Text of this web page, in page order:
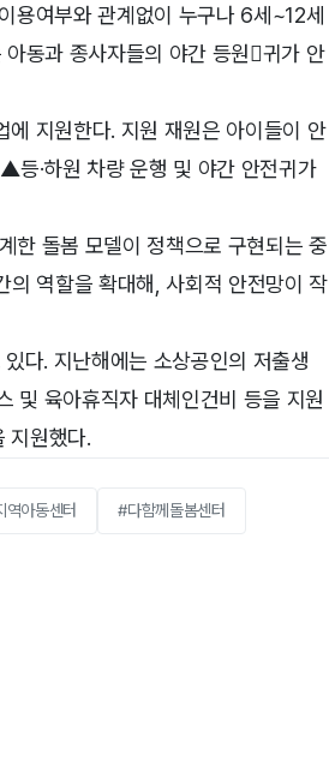
용여부와 관계없이 누구나 6세~12세
동과 종사자들의 야간 등원귀가 안
지원한다. 지원 재원은 아이들이 안
·하원 차량 운행 및 야간 안전귀가
한 돌봄 모델이 정책으로 구현되는 중
의 역할을 확대해, 사회적 안전망이 작
다. 지난해에는 소상공인의 저출생
및 육아휴직자 대체인건비 등을 지원
지원했다.
역아동센터 #다함께돌봄센터